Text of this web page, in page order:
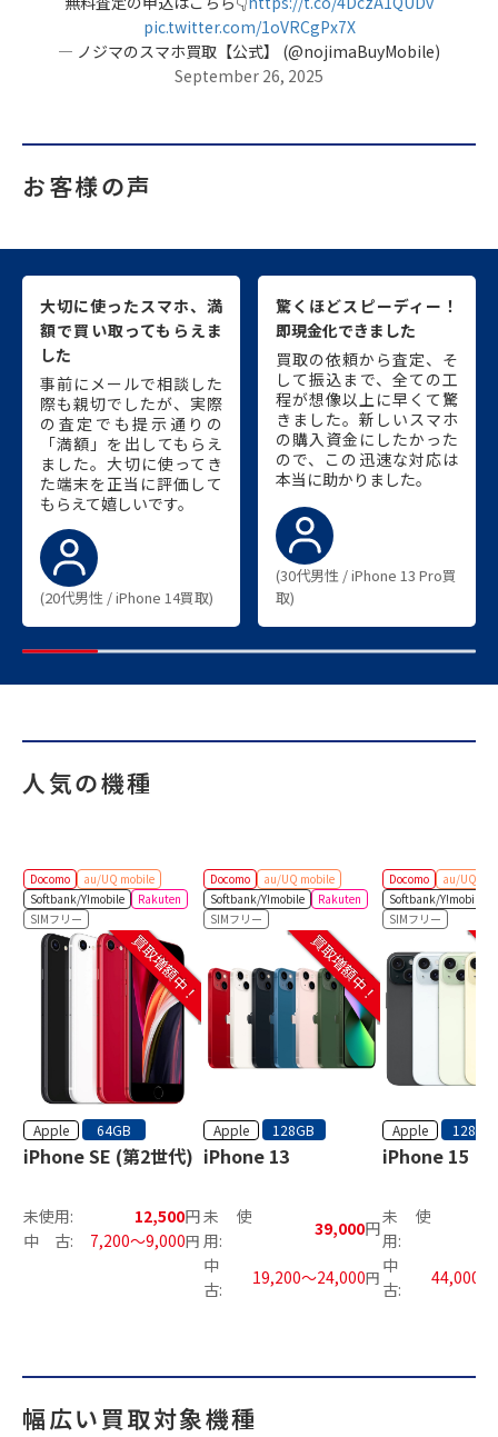
pic.twitter.com/1oVRCgPx7X
— ノジマのスマホ買取【公式】 (@nojimaBuyMobile)
September 26, 2025
お客様の声
大切に使ったスマホ、満
額で買い取ってもらえま
した
事前にメールで相談した
際も親切でしたが、実際
の査定でも提示通りの
「満額」を出してもらえ
ました。大切に使ってき
た端末を正当に評価して
もらえて嬉しいです。
(20代男性 / iPhone 14買取)
驚くほどスピーディー！
即現金化できました
買取の依頼から査定、そ
して振込まで、全ての工
程が想像以上に早くて驚
きました。新しいスマホ
の購入資金にしたかった
ので、この迅速な対応は
本当に助かりました。
(30代男性 / iPhone 13 Pro買
取)
人気の機種
Docomo
au/UQ mobile
Softbank/Y!mobile
Rakuten
SIMフリー
買取増額中！
Apple 64GB
iPhone SE (第2世代)
未使用: 12,500円
中 古:
7,200～9,000円
Docomo
au/UQ mobile
Softbank/Y!mobile
Rakuten
SIMフリー
買取増額中！
Apple 128GB
iPhone 13
未使
用:
39,000円
中
古:
19,200～24,000円
Docomo
au/UQ
Softbank/Y!mobile
SIMフリー
Apple 128GB
iPhone 15
未使
用:
中
古:
44,000
幅広い買取対象機種